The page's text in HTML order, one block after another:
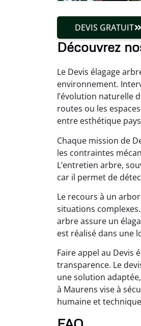
DEVIS GRATUIT
Découvrez
Le Devis élagage
environnement.
l’évolution naturelle
routes ou les
entre esthétique
Chaque mission de
les contraintes
L’entretien arbre,
car il permet de
Le recours à un
situations
arbre assure un
est réalisé dans une
Faire appel au Devis
transparence. Le
une solution
à Maurens vise à
humaine et